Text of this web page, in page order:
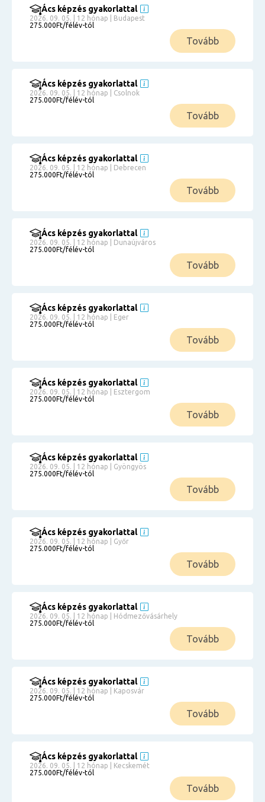
Ács képzés gyakorlattal
2026. 09. 05. | 12 hónap | Budapest
275.000Ft/félév-tól
Tovább
Ács képzés gyakorlattal
2026. 09. 05. | 12 hónap | Csolnok
275.000Ft/félév-tól
Tovább
Ács képzés gyakorlattal
2026. 09. 05. | 12 hónap | Debrecen
275.000Ft/félév-tól
Tovább
Ács képzés gyakorlattal
2026. 09. 05. | 12 hónap | Dunaújváros
275.000Ft/félév-tól
Tovább
Ács képzés gyakorlattal
2026. 09. 05. | 12 hónap | Eger
275.000Ft/félév-tól
Tovább
Ács képzés gyakorlattal
2026. 09. 05. | 12 hónap | Esztergom
275.000Ft/félév-tól
Tovább
Ács képzés gyakorlattal
2026. 09. 05. | 12 hónap | Gyöngyös
275.000Ft/félév-tól
Tovább
Ács képzés gyakorlattal
2026. 09. 05. | 12 hónap | Győr
275.000Ft/félév-tól
Tovább
Ács képzés gyakorlattal
2026. 09. 05. | 12 hónap | Hódmezővásárhely
275.000Ft/félév-tól
Tovább
Ács képzés gyakorlattal
2026. 09. 05. | 12 hónap | Kaposvár
275.000Ft/félév-tól
Tovább
Ács képzés gyakorlattal
2026. 09. 05. | 12 hónap | Kecskemét
275.000Ft/félév-tól
Tovább